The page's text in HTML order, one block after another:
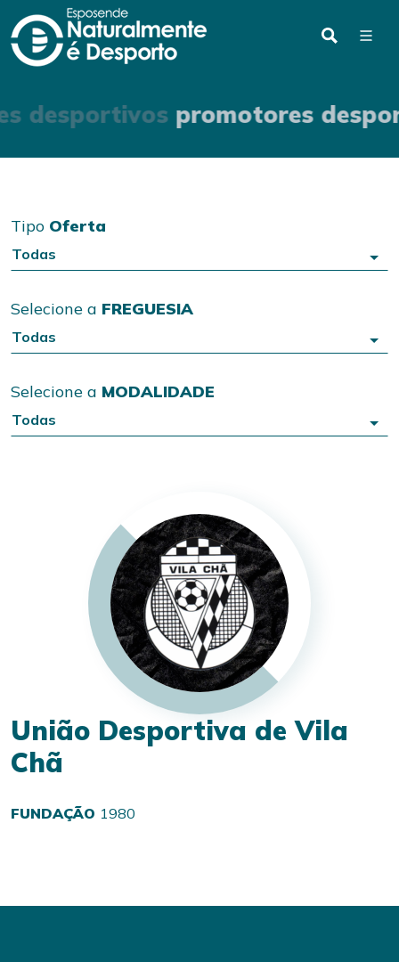
desportivospromotores
Tipo Oferta
Todas
Selecione a FREGUESIA
Todas
Selecione a MODALIDADE
Todas
União Desportiva de Vila
Chã
FUNDAÇÃO 1980